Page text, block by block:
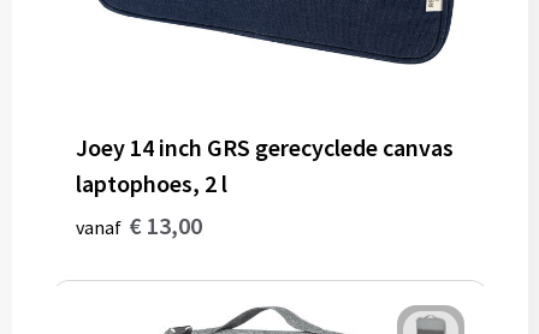
Joey 14 inch GRS gerecyclede canvas
laptophoes, 2 l
vanaf € 13,00